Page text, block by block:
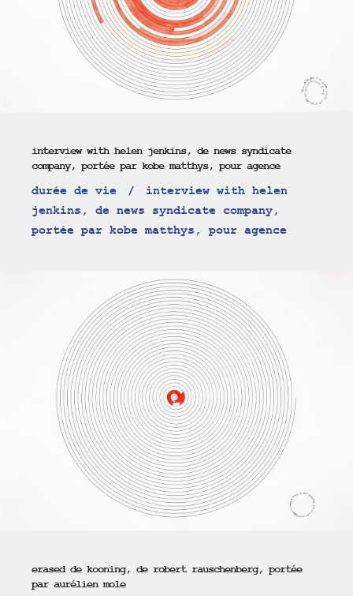
interview with helen jenkins, de news syndicate
company, portée par kobe matthys, pour agence
durée de vie
interview with helen
jenkins, de news syndicate company,
portée par kobe matthys, pour agence
erased de kooning, de robert rauschenberg, portée
par aurélien mole